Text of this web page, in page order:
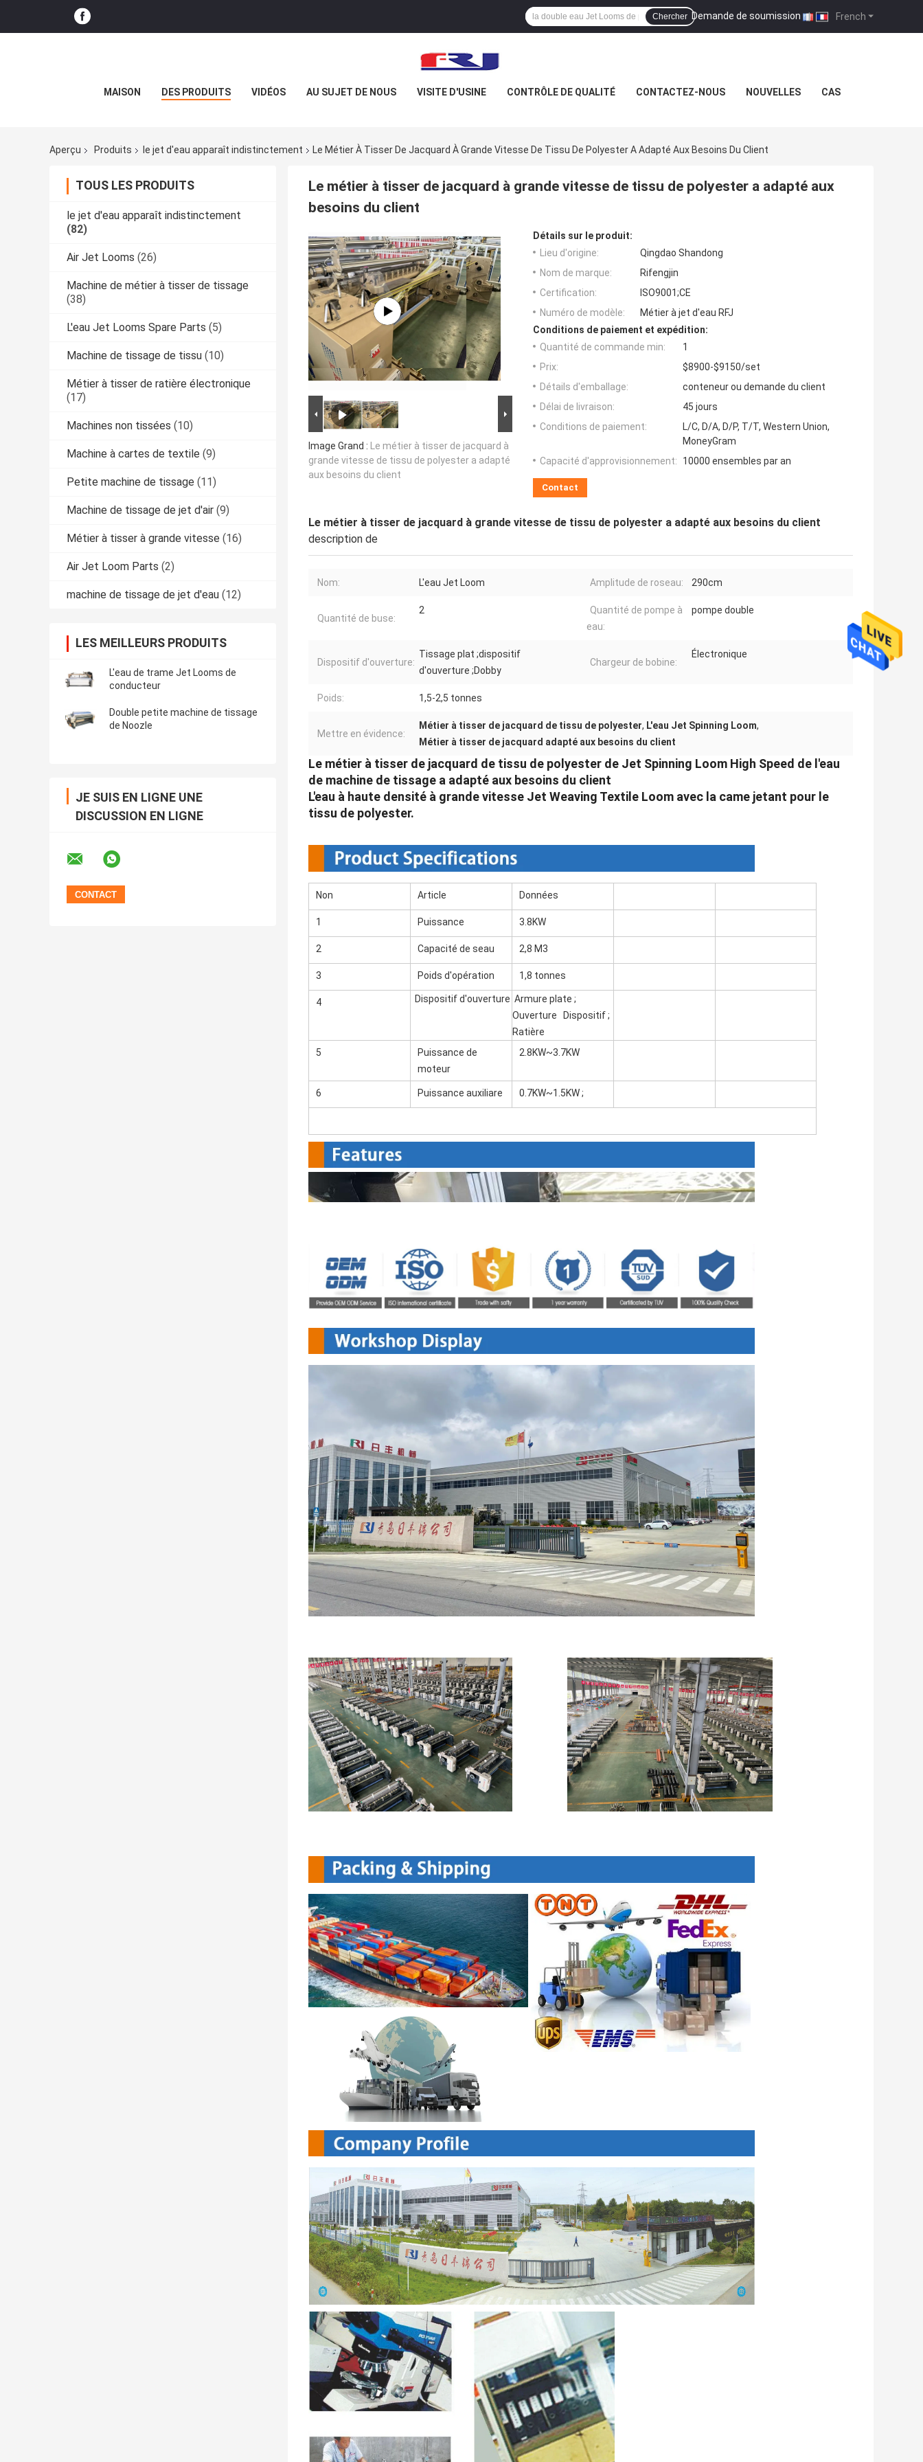
French
Demande de soumission |
Chercher
MAISON DES PRODUITS VIDÉOS AU SUJET DE NOUS VISITE D'USINE CONTRÔLE DE QUALITÉ CONTACTEZ-NOUS NOUVELLES CAS
Aperçu Produits le jet d'eau apparaît indistinctement Le Métier À Tisser De Jacquard À Grande Vitesse De Tissu De Polyester A Adapté Aux Besoins Du Client
TOUS LES PRODUITS
le jet d'eau apparaît indistinctement
(82)
Air Jet Looms (26)
Machine de métier à tisser de tissage
(38)
L'eau Jet Looms Spare Parts (5)
Machine de tissage de tissu (10)
Métier à tisser de ratière électronique
(17)
Machines non tissées (10)
Machine à cartes de textile (9)
Petite machine de tissage (11)
Machine de tissage de jet d'air (9)
Métier à tisser à grande vitesse (16)
Air Jet Loom Parts (2)
machine de tissage de jet d'eau (12)
LES MEILLEURS PRODUITS
L'eau de trame Jet Looms de
conducteur
Double petite machine de tissage
de Noozle
JE SUIS EN LIGNE UNE
DISCUSSION EN LIGNE
Le métier à tisser de jacquard à grande vitesse de tissu de polyester a adapté aux
besoins du client
Image Grand : Le métier à tisser de jacquard à
grande vitesse de tissu de polyester a adapté
aux besoins du client
Détails sur le produit:
Lieu d'origine:
Qingdao Shandong
Nom de marque:
Rifengjin
Certification:
ISO9001;CE
Numéro de modèle:
Métier à jet d'eau RFJ
Conditions de paiement et expédition:
Quantité de commande min:
1
Prix:
$8900-$9150/set
Détails d'emballage:
conteneur ou demande du client
Délai de livraison:
45 jours
Conditions de paiement:
L/C, D/A, D/P, T/T, Western Union,
MoneyGram
Capacité d'approvisionnement:
10000 ensembles par an
Contact
Le métier à tisser de jacquard à grande vitesse de tissu de polyester a adapté aux besoins du client
description de
Nom: L'eau Jet Loom Amplitude de roseau: 290cm
Quantité de buse:
2
Quantité de pompe à
eau:
pompe double
Dispositif d'ouverture:
Tissage plat ;dispositif
d'ouverture ;Dobby
Chargeur de bobine:
Électronique
Poids: 1,5-2,5 tonnes
Mettre en évidence:
Métier à tisser de jacquard de tissu de polyester, L'eau Jet Spinning Loom,
Métier à tisser de jacquard adapté aux besoins du client
Le métier à tisser de jacquard de tissu de polyester de Jet Spinning Loom High Speed de l'eau
de machine de tissage a adapté aux besoins du client
L'eau à haute densité à grande vitesse Jet Weaving Textile Loom avec la came jetant pour le
tissu de polyester.
Non Article Données
1 Puissance 3.8KW
2 Capacité de seau 2,8 M3
3 Poids d'opération 1,8 tonnes
4 Dispositif d'ouverture Armure plate ;
Ouverture Dispositif ;
Ratière
5
Puissance de
moteur
2.8KW~3.7KW
6 Puissance auxiliare 0.7KW~1.5KW ;